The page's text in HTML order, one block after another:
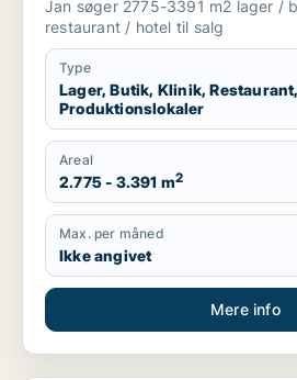
Jan søger 2775-3391 m2 lager /
restaurant / hotel til salg
Type
Lager, Butik, Klinik,
Produktionslokaler
Areal
2.775 - 3.391 m2
Max. per måned
Ikke angivet
Mere info